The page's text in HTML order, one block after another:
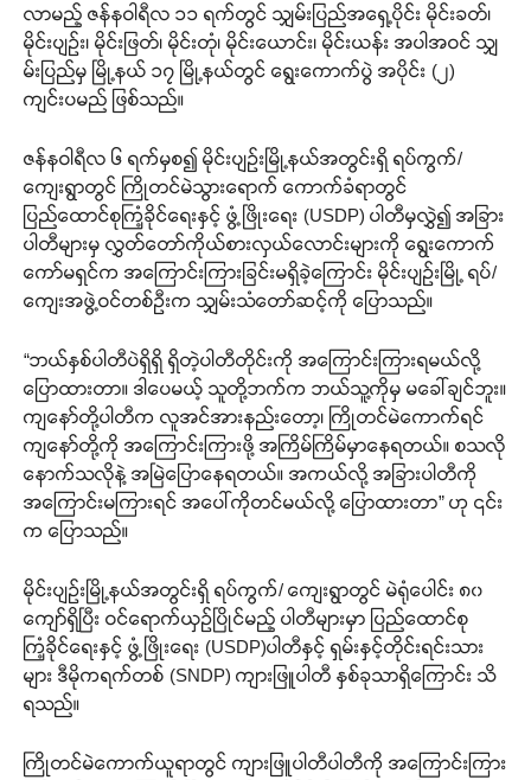
လာမည့် ဇန်နဝါရီလ ၁၁ ရက်တွင် သျှမ်းပြည်အရှေ့ပိုင်း မိုင်းခတ်၊
မိုင်းပျဉ်း၊ မိုင်းဖြတ်၊ မိုင်းတုံ၊ မိုင်းယောင်း၊ မိုင်းယန်း အပါအဝင် သျှ
မ်းပြည်မှ မြို့နယ် ၁၇ မြို့နယ်တွင် ရွေးကောက်ပွဲ အပိုင်း (၂)
ကျင်းပမည် ဖြစ်သည်။
ဇန်နဝါရီလ ၆ ရက်မှစ၍ မိုင်းပျဉ်းမြို့နယ်အတွင်းရှိ ရပ်ကွက်/
ကျေးရွာတွင် ကြိုတင်မဲသွားရောက် ကောက်ခံရာတွင်
ပြည်ထောင်စုကြံ့ခိုင်ရေးနှင့် ဖွံ့ဖြိုးရေး (USDP) ပါတီမှလွှဲ၍ အခြား
ပါတီများမှ လွှတ်တော်ကိုယ်စားလှယ်လောင်းများကို ရွေးကောက်
ကော်မရှင်က အကြောင်းကြားခြင်းမရှိခဲ့ကြောင်း မိုင်းပျဉ်းမြို့ ရပ်/
ကျေးအဖွဲ့ဝင်တစ်ဉီးက သျှမ်းသံတော်ဆင့်ကို ပြောသည်။
“ဘယ်နှစ်ပါတီပဲရှိရှိ ရှိတဲ့ပါတီတိုင်းကို အကြောင်းကြားရမယ်လို့
ပြောထားတာ။ ဒါပေမယ့် သူတို့ဘက်က ဘယ်သူ့ကိုမှ မခေါ်ချင်ဘူး။
ကျနော်တို့ပါတီက လူအင်အားနည်းတော့၊ ကြိုတင်မဲကောက်ရင်
ကျနော်တို့ကို အကြောင်းကြားဖို့ အကြိမ်ကြိမ်မှာနေရတယ်။ စသလို
နောက်သလိုနဲ့ အမြဲပြောနေရတယ်။ အကယ်လို့ အခြားပါတီကို
အကြောင်းမကြားရင် အပေါ်ကိုတင်မယ်လို့ ပြောထားတာ” ဟု ၎င်း
က ပြောသည်။
မိုင်းပျဉ်းမြို့နယ်အတွင်းရှိ ရပ်ကွက်/ ကျေးရွာတွင် မဲရုံပေါင်း ၈၀
ကျော်ရှိပြီး ဝင်ရောက်ယှဉ်ပြိုင်မည့် ပါတီများမှာ ပြည်ထောင်စု
ကြံ့ခိုင်ရေးနှင့် ဖွံ့ဖြိုးရေး (USDP)ပါတီနှင့် ရှမ်းနှင့်တိုင်းရင်းသား
များ ဒီမိုကရက်တစ် (SNDP) ကျားဖြူပါတီ နှစ်ခုသာရှိကြောင်း သိ
ရသည်။
ကြိုတင်မဲကောက်ယူရာတွင် ကျားဖြူပါတီပါတီကို အကြောင်းကြား